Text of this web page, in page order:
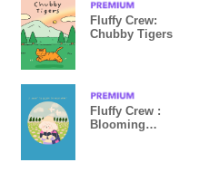
Fluffy Crew:
Chubby Tigers
Fluffy Crew :
Blooming